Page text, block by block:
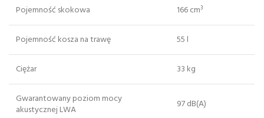
Pojemność skokowa 166 cm³
Pojemność kosza na trawę 55 l
Ciężar 33 kg
Gwarantowany poziom mocy
akustycznej LWA
97 dB(A)